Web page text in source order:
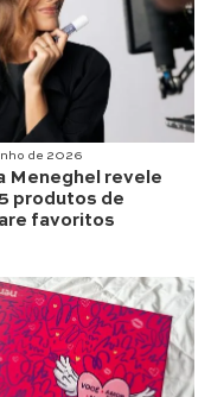
de 2026
Meneghel revele
produtos de
favoritos